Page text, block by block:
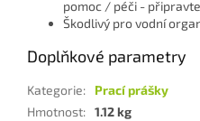
pomoc / péči -
Škodlivý pro vodní
Doplňkové parametry
Kategorie:
Prací prášky
Hmotnost: 1.12 kg